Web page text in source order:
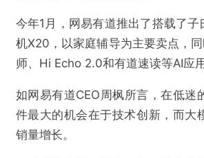
今年1月，网易有道推出了搭载了子
机X20，以家庭辅导为主要卖点，
师、Hi Echo 2.0和有道速读等AI应用
如网易有道CEO周枫所言，在低迷
件最大的机会在于技术创新，而大
销量增长。